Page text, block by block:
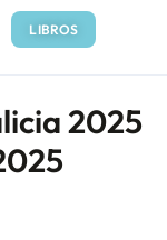
LIBROS
2025